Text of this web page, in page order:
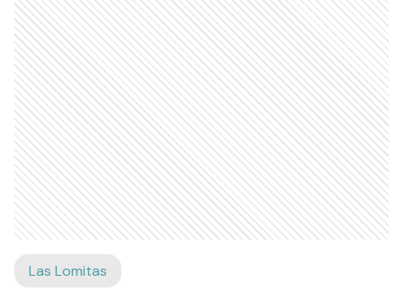
Las Lomitas